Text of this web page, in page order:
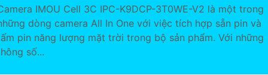
IMOU Cell 3C IPC-K9DCP-3T0WE-V2 là một trong
dòng camera All In One với việc tích hợp sẵn pin và
pin năng lượng mặt trời trong bộ sản phẩm. Với những
số...